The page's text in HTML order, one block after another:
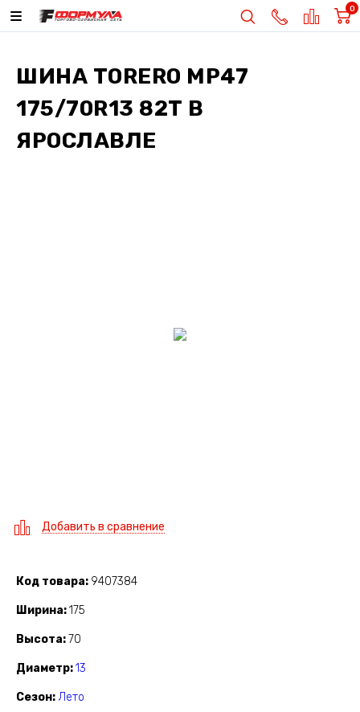
0
ШИНА TORERO MP47
175/70R13 82T В
ЯРОСЛАВЛЕ
Добавить в сравнение
Код товара 9407384
Ширина 175
Высота 70
Диаметр 13
Сезон Лето